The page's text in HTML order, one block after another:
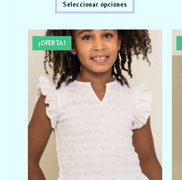
Seleccionar opciones
¡OFERTA!